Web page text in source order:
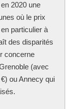
2020 une
où le prix
en particulier à
des disparités
concerne
(avec
ou Annecy qui